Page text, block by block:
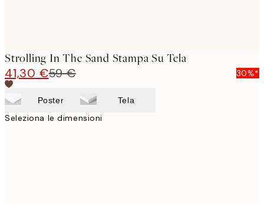
Strolling In The Sand Stampa Su Tela
41,30 €59 € 30%*
Poster Tela
Seleziona le dimensioni